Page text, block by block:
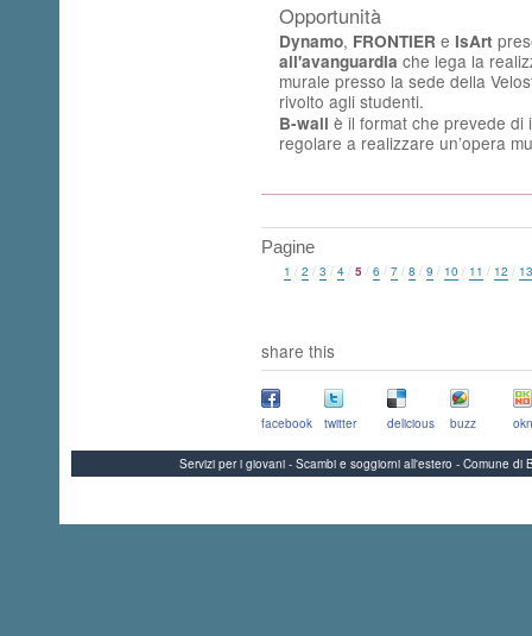
Opportunità
Dynamo, FRONTIER e IsArt
all'avanguardia che lega la
murale presso la sede della
rivolto agli studenti.
B-wall è il format che prevede
regolare a realizzare un’opera
Pagine
1 / 2 / 3 / 4 / 5 / 6 / 7 / 8 / 9 / 10 / 11 / 12 / 13
share this
facebook twitter delicious buzz
Servizi per i giovani - Scambi e soggiorni all'estero - Comune